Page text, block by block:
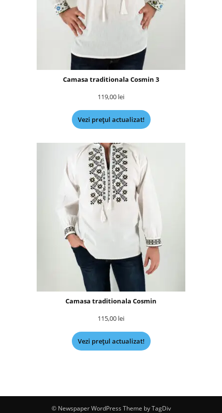
Camasa traditionala Cosmin 3
119,00 lei
Vezi prețul actualizat!
Camasa traditionala Cosmin
115,00 lei
Vezi prețul actualizat!
© Newspaper WordPress Theme by TagDiv